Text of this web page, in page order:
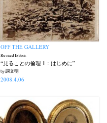
OFF THE GALLERY
Revised Edition
“見ることの倫理 1：はじめに”
by 調文明
2008.4.06